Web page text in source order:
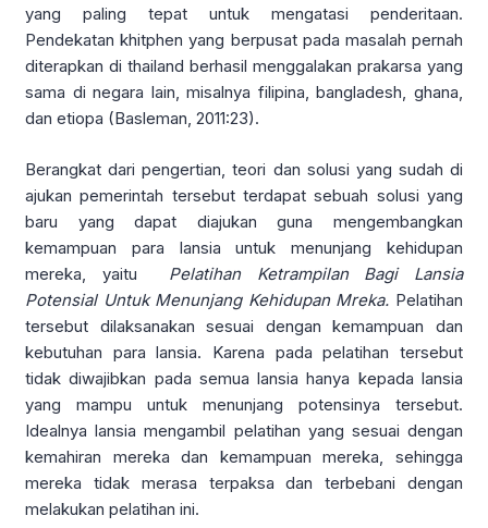
yang paling tepat untuk mengatasi penderitaan.
Pendekatan khitphen yang berpusat pada masalah pernah
diterapkan di thailand berhasil menggalakan prakarsa yang
sama di negara lain, misalnya filipina, bangladesh, ghana,
dan etiopa (Basleman, 2011:23).
Berangkat dari pengertian, teori dan solusi yang sudah di
ajukan pemerintah tersebut terdapat sebuah solusi yang
baru yang dapat diajukan guna mengembangkan
kemampuan para lansia untuk menunjang kehidupan
mereka, yaitu Pelatihan Ketrampilan Bagi Lansia
Potensial Untuk Menunjang Kehidupan Mreka. Pelatihan
tersebut dilaksanakan sesuai dengan kemampuan dan
kebutuhan para lansia. Karena pada pelatihan tersebut
tidak diwajibkan pada semua lansia hanya kepada lansia
yang mampu untuk menunjang potensinya tersebut.
Idealnya lansia mengambil pelatihan yang sesuai dengan
kemahiran mereka dan kemampuan mereka, sehingga
mereka tidak merasa terpaksa dan terbebani dengan
melakukan pelatihan ini.